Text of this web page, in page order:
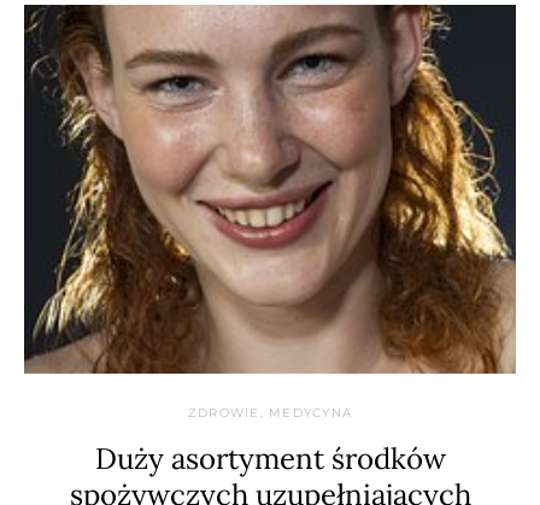
ZDROWIE, MEDYCYNA
Duży asortyment środków
spożywczych uzupełniających